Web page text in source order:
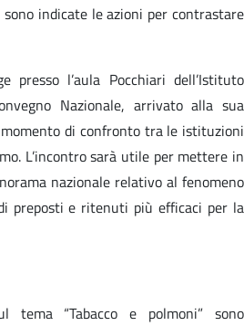
indicate le azioni per contrastare
presso l’aula Pocchiari dell’Istituto
Nazionale, arrivato alla sua
di confronto tra le istituzioni
L’incontro sarà utile per mettere in
nazionale relativo al fenomeno
preposti e ritenuti più efficaci per la
tema “Tabacco e polmoni” sono